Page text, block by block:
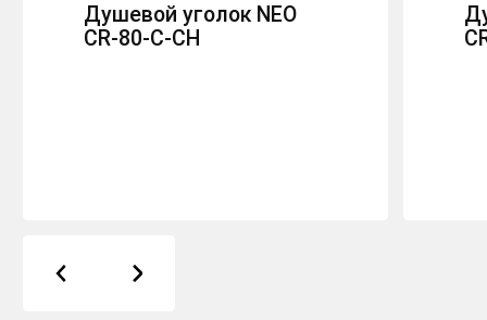
Душевой уголок NEO
CR-80-C-CH